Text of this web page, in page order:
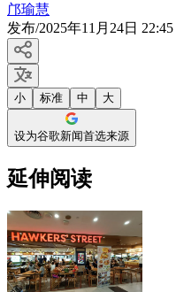
邝瑜慧
发布/2025年11月24日 22:45
小 标准 中 大
设为谷歌新闻首选来源
延伸阅读